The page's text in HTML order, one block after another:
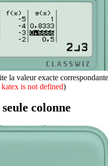
la valeur exacte
katex is not defined)
colonne